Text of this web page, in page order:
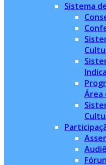
Sistema
Área